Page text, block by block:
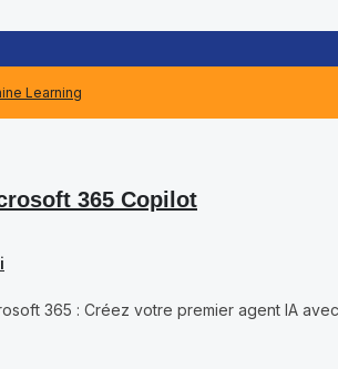
Learning
365 Copilot
365 : Créez votre premier agent IA